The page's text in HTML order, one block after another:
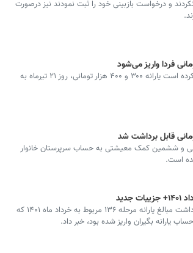
و درخواست بازبینی خود را ثبت نمودند نیز درصورت
آن‌طور که پایگاه اطلاع رسانی دولت اعلام کرده است یارانه ۳۰۰ و ۴۰۰ هزار تومانی، روز ۲۱ تیرماه به
سی و ششمین کمک معیشتی به حساب سرپرستان خانوار
سازمان هدفمندسازی یارانه‌ها از قابلیت برداشت مبالغ یارانه مرحله ۱۳۶ مربوط به خرداد ماه ۱۴۰۱ که